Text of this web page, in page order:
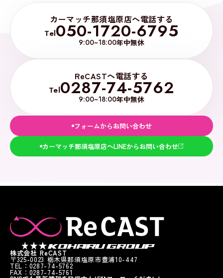
カーマッチ那須塩原店へ電話する
Tel050-1720-6795
9:00~18:00年中無休
ReCASTへ電話する
Tel0287-74-5762
9:00~18:00年中無休
フォームからお問い合わせ
カーマッチ那須塩原店へLINEからお問い合わせ
株式会社 ReCAST
〒325-0023 栃木県那須塩原市豊浦10-447
TEL：0287-74-5762
FAX：0287-74-5761